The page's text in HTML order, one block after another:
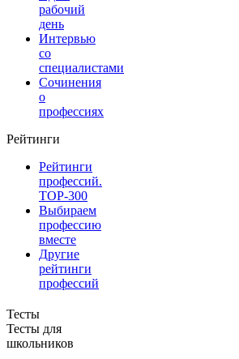
рабочий
день
Интервью
со
специалистами
Сочинения
о
профессиях
Рейтинги
Рейтинги
профессий.
TOP-300
Выбираем
профессию
вместе
Другие
рейтинги
профессий
Тесты
Тесты для
школьников